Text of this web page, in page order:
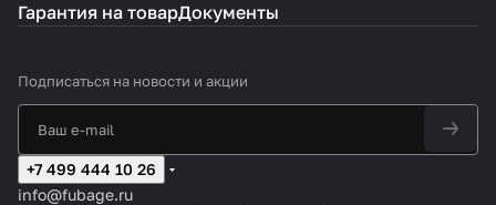
Гарантия на товарДокументы
Подписаться на новости и акции
+7 499 444 10 26
info@fubage.ru